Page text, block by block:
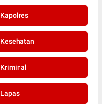
Kapolres
Kesehatan
Kriminal
Lapas